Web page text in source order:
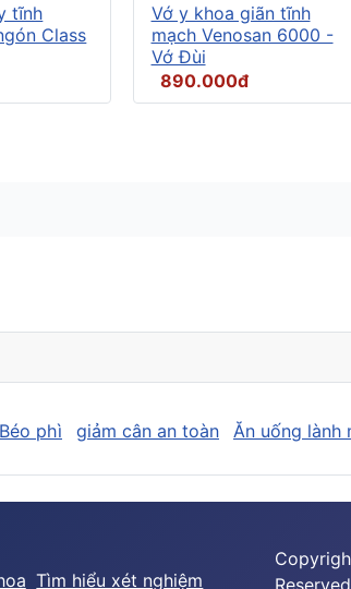
tĩnh
Class
Vớ y khoa giãn tĩnh
mạch Venosan 6000 -
Vớ Đùi
890.000đ
Béo phì giảm cân an toàn Ăn uống lành
Tìm hiểu xét nghiệm